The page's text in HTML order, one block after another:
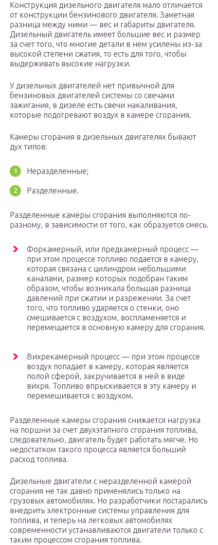
Конструкция дизельного двигателя мало отличается
от конструкции бензинового двигателя. Заметная
разница между ними — вес и габариты двигателя.
Дизельный двигатель имеет большие вес и размер
за счет того, что многие детали в нем усилены из-за
высокой степени сжатия, то есть для того, чтобы
выдерживать высокие нагрузки.
У дизельных двигателей нет привычной для
бензиновых двигателей системы со свечами
зажигания, в дизеле есть свечи накаливания,
которые подогревают воздух в камере сгорания.
Камеры сгорания в дизельных двигателях бывают
дух типов:
Неразделенные;
Разделенные.
Разделенные камеры сгорания выполняются по-
разному, в зависимости от того, как образуется смесь.
Форкамерный, или предкамерный процесс —
при этом процессе топливо подается в камеру,
которая связана с цилиндром небольшими
каналами, размер которых подобран таким
образом, чтобы возникала большая разница
давлений при сжатии и разрежении. За счет
того, что топливо ударяется о стенки, оно
смешивается с воздухом, воспламеняется и
перемещается в основную камеру для сгорания.
Вихрекамерный процесс — при этом процессе
воздух попадает в камеру, которая является
полой сферой, закручивается в ней в виде
вихря. Топливо впрыскивается в эту камеру и
перемешивается с воздухом.
Разделенные камеры сгорания снижается нагрузка
на поршни за счет двухэтапного сгорания топлива,
следовательно, двигатель будет работать мягче. Но
недостатком такого процесса является больший
расход топлива.
Дизельные двигатели с неразделенной камерой
сгорания не так давно применялись только на
грузовых автомобилях. Но разработчики постарались
внедрить электронные системы управления для
топлива, и теперь на легковых автомобилях
современности устанавливаются двигатели только с
таким процессом сгорания топлива.